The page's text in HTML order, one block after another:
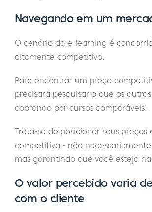
Navegando em um
O cenário do e-learning é
altamente competitivo.
Para encontrar um preço
precisará pesquisar o que os
cobrando por cursos comparáveis.
Trata-se de posicionar seus preços
competitiva - não
mas garantindo que você esteja
O valor percebido varia
com o cliente